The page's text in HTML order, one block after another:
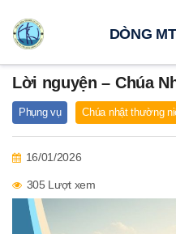
Lời nguyện – Chúa
Phụng vụ Chúa nhật thường
16/01/2026
305 Lượt xem
DÒNG